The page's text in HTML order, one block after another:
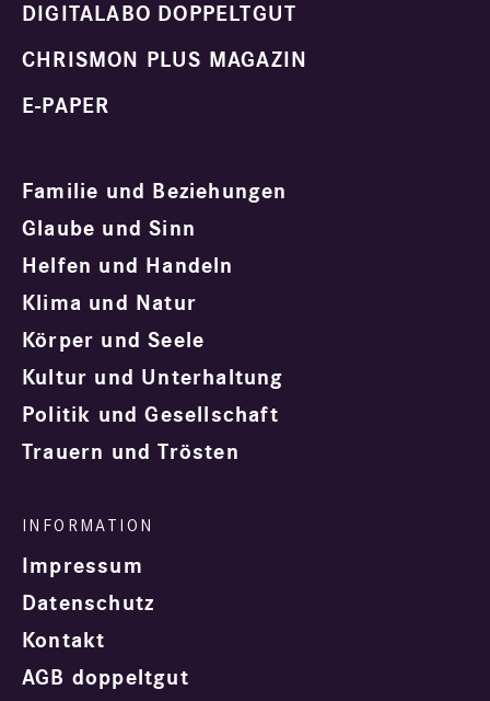
DIGITALABO DOPPELTGUT
CHRISMON PLUS MAGAZIN
E-PAPER
Familie und Beziehungen
Glaube und Sinn
Helfen und Handeln
Klima und Natur
Körper und Seele
Kultur und Unterhaltung
Politik und Gesellschaft
Trauern und Trösten
Impressum
Datenschutz
Kontakt
AGB doppeltgut